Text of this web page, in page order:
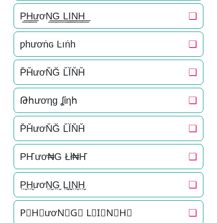
P͟͟H͟͟ươN͟͟G͟͟ L͟͟I͟͟N͟͟H͟͟ ❏
ƿһươṅɢ Ŀıṅһ ❏
P̆H̆ươN̆Ğ L̆ĬN̆H̆ ❏
Թհươηɡ ʆίηհ ❏
P̆H̆ươN̆Ğ L̆ĬN̆H̆ ❏
PҤươ₦G Łł₦Ҥ ❏
P̤̮H̤̮ươN̤̮G̤̮ L̤̮I̤̮N̤̮H̤̮ ❏
P⃘H⃘ươN⃘G⃘ L⃘I⃘N⃘H⃘ ❏